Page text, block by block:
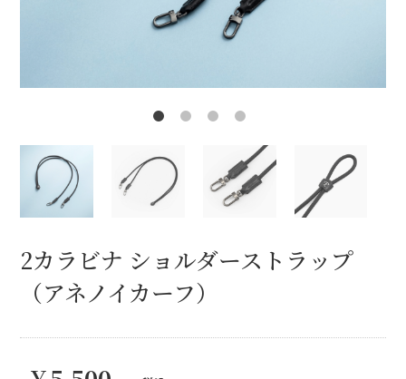
2カラビナ ショルダーストラップ
（アネノイカーフ）